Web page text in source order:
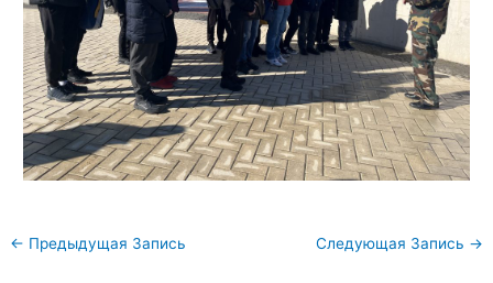
Навигация
← Предыдущая Запись Следующая Запись →